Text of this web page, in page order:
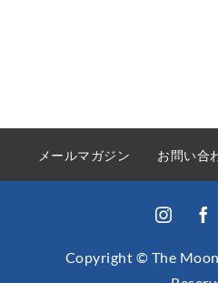
メールマガジン お問い合
Copyright © The